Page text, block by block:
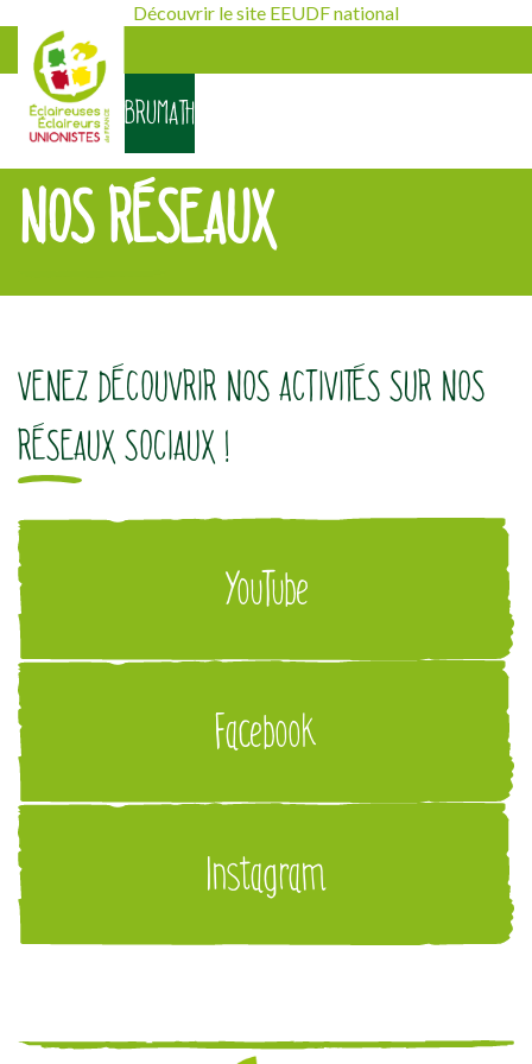
Découvrir le site EEUDF national
BRUMATH
NOS RÉSEAUX
VENEZ DÉCOUVRIR NOS ACTIVITÉS SUR NOS
RÉSEAUX SOCIAUX !
YouTube
Facebook
Instagram